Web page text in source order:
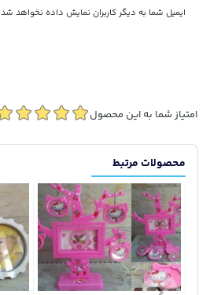
ایمیل شما به دیگر کاربران نمایش داده نخواهد شد
امتیاز شما به این محصول
محصولات مرتبط